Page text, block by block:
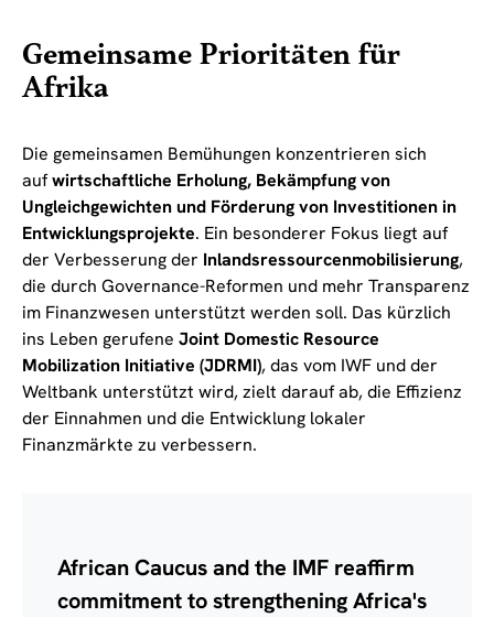
Gemeinsame Prioritäten für
Afrika
Die gemeinsamen Bemühungen konzentrieren sich
aufwirtschaftliche Erholung, Bekämpfung von
Ungleichgewichten und Förderung von Investitionen in
Entwicklungsprojekte. Ein besonderer Fokus liegt auf
der Verbesserung der Inlandsressourcenmobilisierung,
die durch Governance-Reformen und mehr Transparenz
im Finanzwesen unterstützt werden soll. Das kürzlich
ins Leben gerufene Joint Domestic Resource
Mobilization Initiative (JDRMI), das vom IWF und der
Weltbank unterstützt wird, zielt darauf ab, die Effizienz
der Einnahmen und die Entwicklung lokaler
Finanzmärkte zu verbessern.
African Caucus and the IMF reaffirm
commitment to strengthening Africa's